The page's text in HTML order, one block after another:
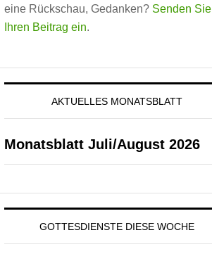
eine Rückschau, Gedanken? Senden Sie
Ihren Beitrag ein.
AKTUELLES MONATSBLATT
Monatsblatt Juli/August 2026
GOTTESDIENSTE DIESE WOCHE